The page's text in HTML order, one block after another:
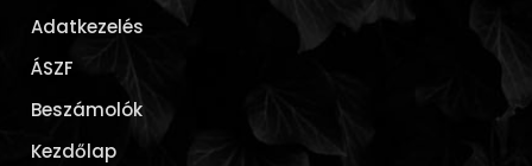
Adatkezelés
ÁSZF
Beszámolók
Kezdőlap